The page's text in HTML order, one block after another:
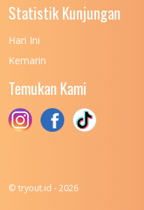
UNIVERSITAS
(UPN) VETERAN
UNIVERSITAS
(UPN) VETERAN
UNIVERSITAS
Statistik Kunjungan
Hari Ini
Kemarin
Temukan Kami
© tryout.id - 2026